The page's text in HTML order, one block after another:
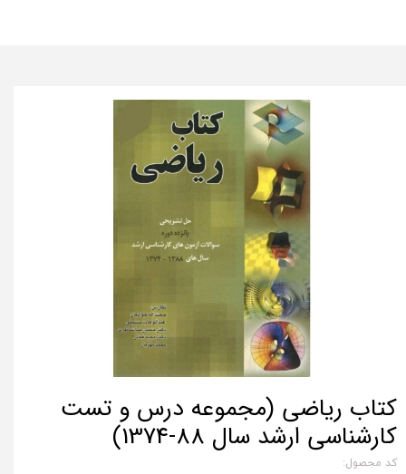
کتاب ریاضی (مجموعه درس و تست
کارشناسی ارشد سال 88-1374)
کد محصول: